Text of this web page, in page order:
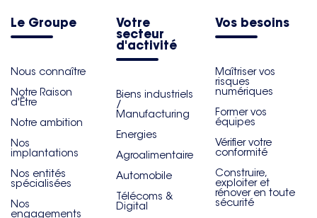
Le Groupe
Nous connaître
Notre Raison
d'Être
Notre ambition
Nos
implantations
Nos entités
spécialisées
Nos
engagements
Votre
secteur
d'activité
Biens industriels
/
Manufacturing
Energies
Agroalimentaire
Automobile
Télécoms &
Digital
Vos besoins
Maîtriser vos
risques
numériques
Former vos
équipes
Vérifier votre
conformité
Construire,
exploiter et
rénover en toute
sécurité